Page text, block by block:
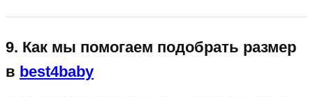
9. Как мы помогаем подобрать размер
в best4baby